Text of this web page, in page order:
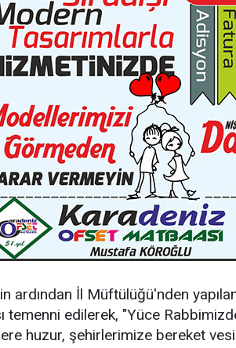
ardından İl Müftülüğü'nden
temenni edilerek, "Yüce
huzur, şehirlerimize bereket